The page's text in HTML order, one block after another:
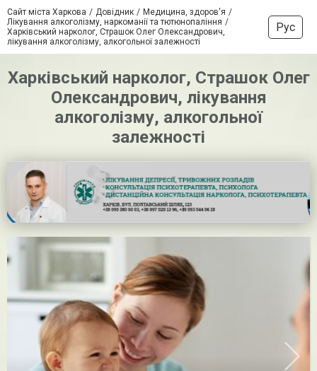
Сайт міста Харкова Довідник
Медицина, здоров'я
Лікування алкоголізму, наркоманії та тютюнопаління
Харківський нарколог, Страшок Олег Олександрович,
лікування алкоголізму, алкогольної залежності
Рус
Харківський нарколог, Страшок Олег
Олександрович, лікування
алкоголізму, алкогольної
залежності